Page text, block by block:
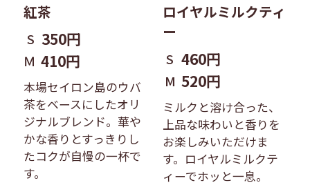
紅茶
S 350円
Ｍ 410円
本場セイロン島のウバ
茶をベースにしたオリ
ジナルブレンド。華や
かな香りとすっきりし
たコクが自慢の一杯で
す。
ロイヤルミルクティ
ー
S 460円
M 520円
ミルクと溶け合った、
上品な味わいと香りを
お楽しみいただけま
す。ロイヤルミルクテ
ィーでホッと一息。